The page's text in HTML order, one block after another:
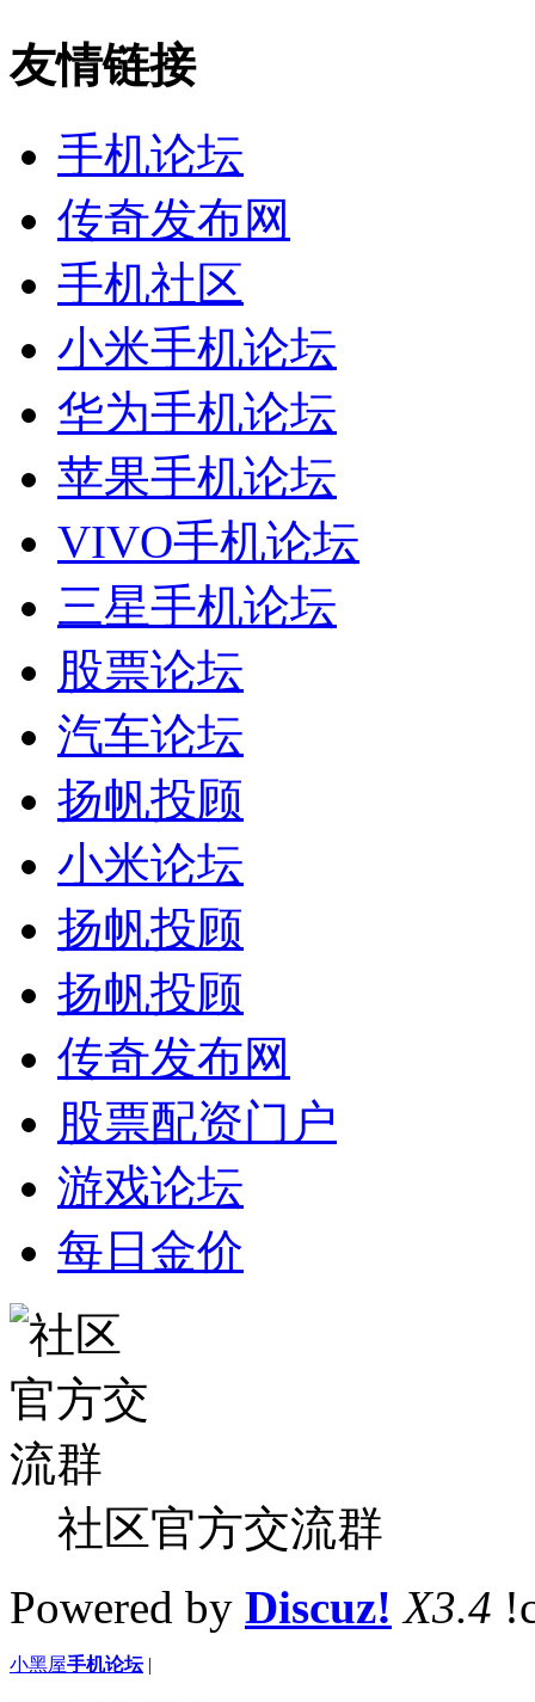
友情链接
手机论坛
传奇发布网
手机社区
小米手机论坛
华为手机论坛
苹果手机论坛
VIVO手机论坛
三星手机论坛
股票论坛
汽车论坛
扬帆投顾
小米论坛
扬帆投顾
扬帆投顾
传奇发布网
股票配资门户
游戏论坛
每日金价
社区官方交流群
Powered by Discuz! X3.4
小黑屋手机论坛 |